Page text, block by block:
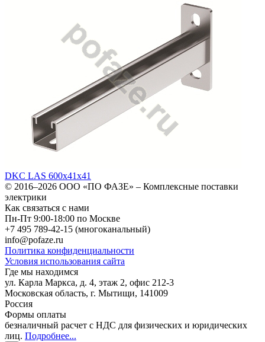
DKC LAS 600х41х41
© 2016–2026 ООО «ПО ФАЗЕ» – Комплексные поставки
электрики
Как связаться с нами
Пн-Пт 9:00-18:00 по Москве
+7 495 789-42-15 (многоканальный)
info@pofaze.ru
Политика конфиденциальности
Условия использования сайта
Где мы находимся
ул. Карла Маркса, д. 4, этаж 2, офис 212-3
Московская область, г. Мытищи, 141009
Россия
Формы оплаты
безналичный расчет с НДС для физических и юридических
лиц. Подробнее...